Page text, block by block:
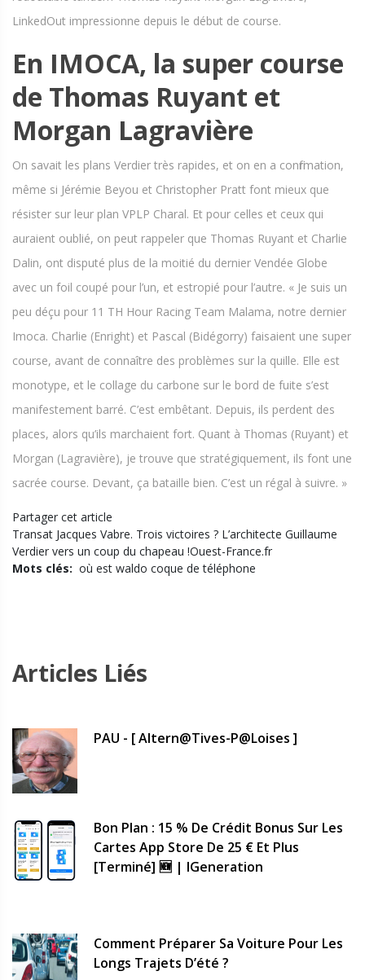
LinkedOut impressionne depuis le début de course.
En IMOCA, la super course
de Thomas Ruyant et
Morgan Lagravière
On savait les plans Verdier très rapides, et on en a confirmation,
même si Jérémie Beyou et Christopher Pratt font mieux que
résister sur leur plan VPLP Charal. Et pour celles et ceux qui
auraient oublié, on peut rappeler que Thomas Ruyant et Charlie
Dalin, ont disputé plus de la moitié du dernier Vendée Globe
avec un foil coupé pour l’un, et estropié pour l’autre. « Je suis un
peu déçu pour 11 TH Hour Racing Team Malama, notre dernier
Imoca. Charlie (Enright) et Pascal (Bidégorry) faisaient une super
course, avant de connaître des problèmes sur la quille. Elle est
monotype, et le collage du carbone sur le bord de fuite s’est
manifestement barré. C’est embêtant. Depuis, ils perdent des
places, alors qu’ils marchaient fort. Quant à Thomas (Ruyant) et
Morgan (Lagravière), je trouve que stratégiquement, ils font une
sacrée course. Devant, ça bataille bien. C’est un régal à suivre. »
Partager cet article
Transat Jacques Vabre. Trois victoires ? L’architecte Guillaume
Verdier vers un coup du chapeau !Ouest-France.fr
Mots clés: où est waldo coque de téléphone
Articles Liés
PAU - [ Altern@tives-P@loises ]
Bon Plan : 15 % De Crédit Bonus Sur Les
Cartes App Store De 25 € Et Plus
[terminé] 🆕 | IGeneration
Comment Préparer Sa Voiture Pour Les
Longs Trajets D’été ?